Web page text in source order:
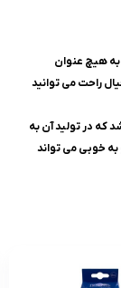
هیچ عنوان
راحت می توانید
که در تولید آن به
خوبی می تواند